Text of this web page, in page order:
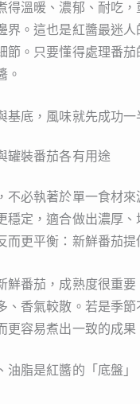
得溫暖、濃郁、耐吃
界。這也是紅醬最迷
節。只要懂得處理番
。
基底，風味就先成功一
罐裝番茄各有用途
不必執著於單一食材
穩定，適合做出濃厚
而更平衡：新鮮番茄
鮮番茄，成熟度很重
、香氣較散。若是季
更容易煮出一致的成果
油脂是紅醬的「底盤」